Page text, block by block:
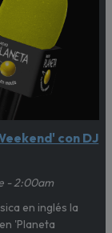
con DJ
- 2:00am
en inglés la
'Planeta